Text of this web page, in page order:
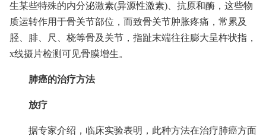
生某些特殊的内分泌激素(异源性激素)、抗原和酶，这些物
质运转作用于骨关节部位，而致骨关节肿胀疼痛，常累及
胫、腓、尺、桡等骨及关节，指趾末端往往膨大呈杵状指，
x线摄片检测可见骨膜增生。
肺癌的治疗方法
放疗
据专家介绍，临床实验表明，此种方法在治疗肺癌方面